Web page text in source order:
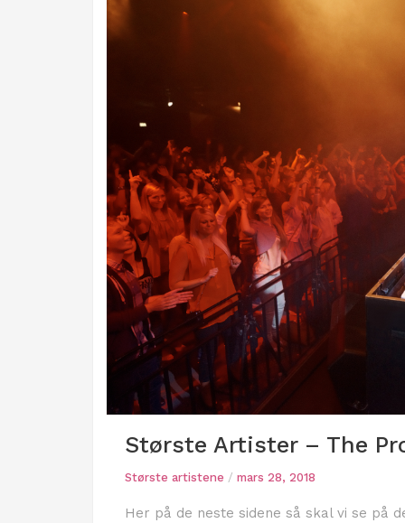
Største Artister – The
Største artistene / mars 28, 2018
Her på de neste sidene så skal vi se på